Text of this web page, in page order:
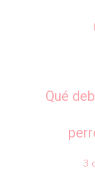
Qué
3